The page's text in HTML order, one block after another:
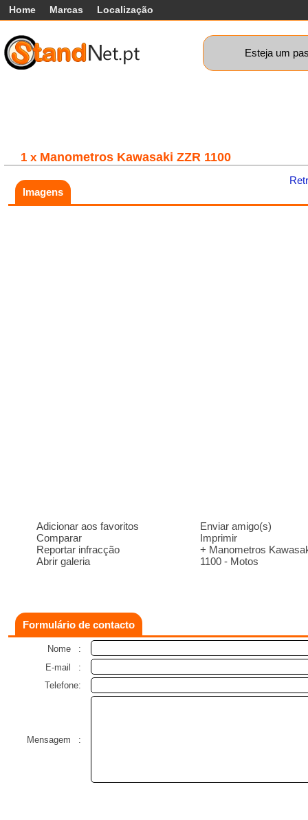
Home Marcas Localização
Esteja um
1 x Manometros Kawasaki ZZR 1100
Imagens
Adicionar aos favoritos
Comparar
Reportar infracção
Abrir galeria
Enviar amigo(s)
Imprimir
+ Manometros
1100 - Motos
Formulário de contacto
Nome
:
E-mail
:
Telefone:
Mensagem :